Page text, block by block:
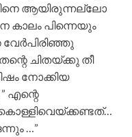
ആയിരുന്നല്ലോ
പിന്നെയും
വേർപിരിഞ്ഞു
ചിതയ്ക്കു തീ
നോക്കിയ
എന്റെ
…”